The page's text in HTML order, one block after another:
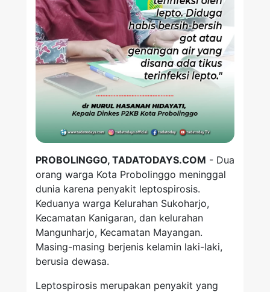
PROBOLINGGO, TADATODAYS.COM - Dua
orang warga Kota Probolinggo meninggal
dunia karena penyakit leptospirosis.
Keduanya warga Kelurahan Sukoharjo,
Kecamatan Kanigaran, dan kelurahan
Mangunharjo, Kecamatan Mayangan.
Masing-masing berjenis kelamin laki-laki,
berusia dewasa.
Leptospirosis merupakan penyakit yang